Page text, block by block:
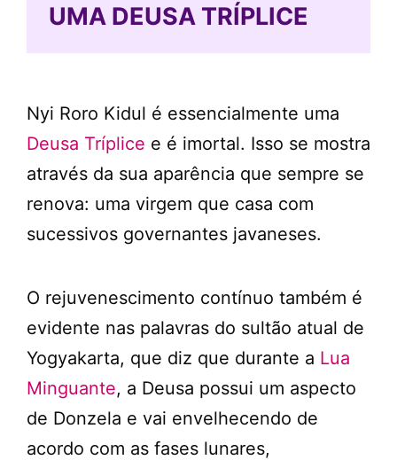
UMA DEUSA TRÍPLICE
Nyi Roro Kidul é essencialmente uma
Deusa Tríplice e é imortal. Isso se mostra
através da sua aparência que sempre se
renova: uma virgem que casa com
sucessivos governantes javaneses.
O rejuvenescimento contínuo também é
evidente nas palavras do sultão atual de
Yogyakarta, que diz que durante a Lua
Minguante, a Deusa possui um aspecto
de Donzela e vai envelhecendo de
acordo com as fases lunares,